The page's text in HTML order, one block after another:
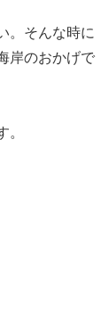
。そんな時に
岸のおかげで
。